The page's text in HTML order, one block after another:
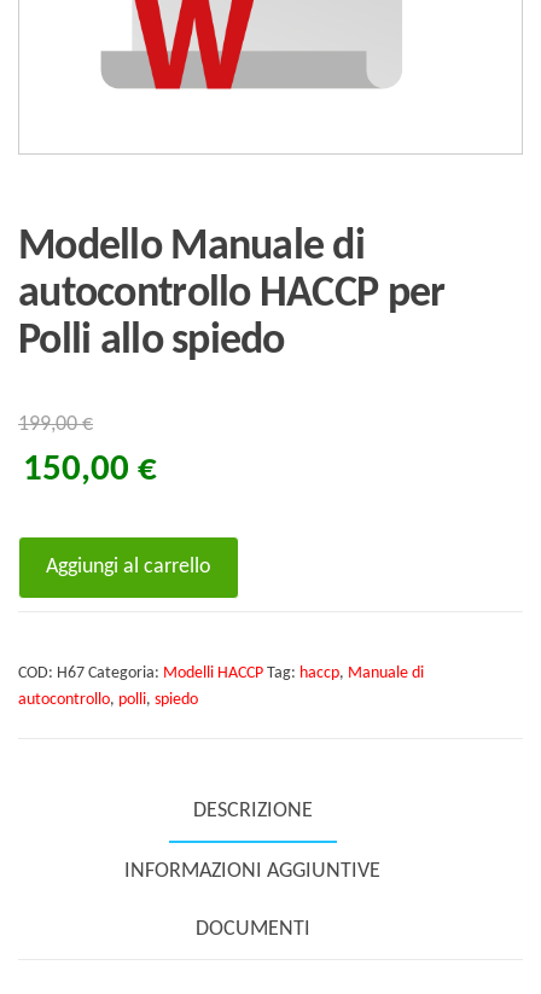
Modello Manuale di
autocontrollo HACCP per
Polli allo spiedo
199,00€
150,00 €
Modello
Aggiungi al carrello
COD: H67 Categoria: Modelli HACCP Tag: haccp, Manuale di
autocontrollo, polli, spiedo
DESCRIZIONE
INFORMAZIONI AGGIUNTIVE
DOCUMENTI